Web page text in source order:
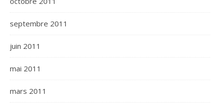
septembre 2011
juin 2011
mai 2011
mars 2011